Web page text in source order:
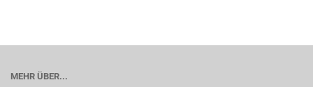
MEHR ÜBER...